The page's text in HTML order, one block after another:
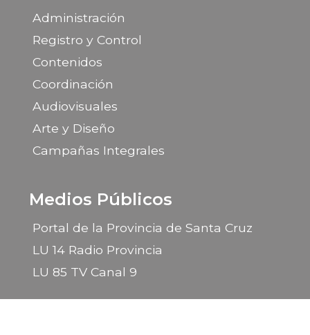
Administración
Registro y Control
Contenidos
Coordinación
Audiovisuales
Arte y Diseño
Campañas Integrales
Medios Públicos
Portal de la Provincia de Santa Cruz
LU 14 Radio Provincia
LU 85 TV Canal 9